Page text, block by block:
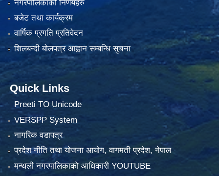
नगरपालिकाको निर्णयहरु
बजेट तथा कार्यक्रम
वार्षिक प्रगति प्रतिवेदन
शिलबन्दी बोलपत्र आह्वान सम्बन्धि सुचना
Quick Links
Preeti TO Unicode
VERSPP System
नागरिक वडापत्र
प्रदेश नीति तथा योजना आयोग, वागमती प्रदेश, नेपाल
मन्थली नगरपालिकाको आधिकारी YOUTUBE